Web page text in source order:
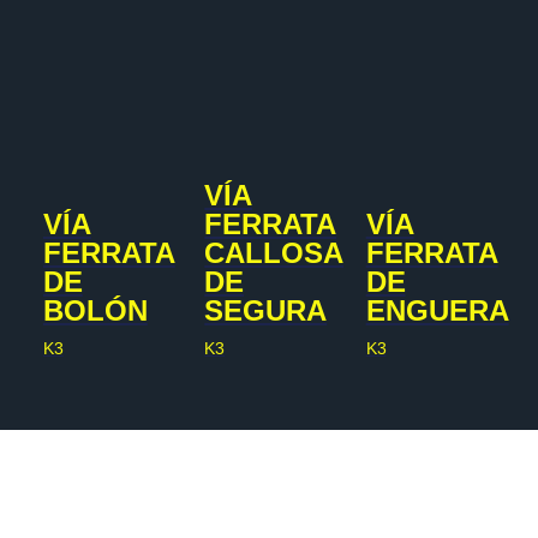
VÍA
FERRATA
DE
BOLÓN
K3
VÍA
FERRATA
CALLOSA
DE
SEGURA
K3
VÍA
FERRATA
DE
ENGUERA
K3